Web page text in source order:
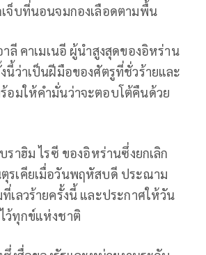
จ็บที่นอนจมกองเลือดตามพื้น
ลี คาเมเนอี ผู้นำสูงสุดของอิหร่าน
นี้ว่าเป็นฝีมือของศัตรูที่ชั่วร้ายและ
อมให้คำมั่นว่าจะตอบโต้คืนด้วย
ราฮิม ไรซี ของอิหร่านซึ่งยกเลิก
รเคียเมื่อวันพฤหัสบดี ประณาม
เลวร้ายครั้งนี้ และประกาศให้วัน
ว้ทุกข์แห่งชาติ